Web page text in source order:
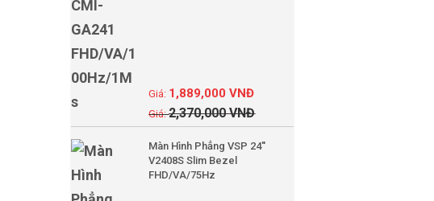
2,370,000VNĐ
1,889,000VNĐ
Màn Hình Phẳng VSP 24''
V2408S Slim Bezel
FHD/VA/75Hz